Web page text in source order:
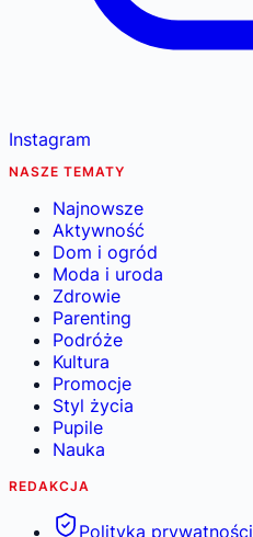
Instagram
NASZE TEMATY
Najnowsze
Aktywność
Dom i ogród
Moda i uroda
Zdrowie
Parenting
Podróże
Kultura
Promocje
Styl życia
Pupile
Nauka
REDAKCJA
Polityka prywatności